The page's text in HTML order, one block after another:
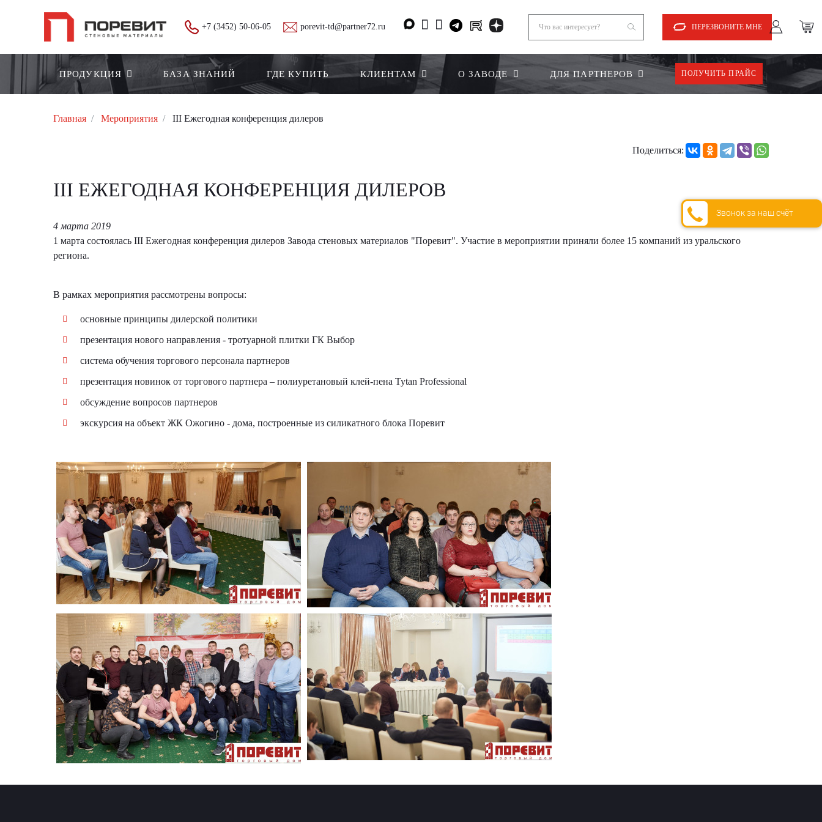
+7 (3452) 50-06-05 porevit-td@partner72.ru ПЕРЕЗВОНИТЕ МНЕ
ПРОДУКЦИЯ БАЗА ЗНАНИЙ ГДЕ КУПИТЬ КЛИЕНТАМ О ЗАВОДЕ ДЛЯ ПАРТНЕРОВ ПОЛУЧИТЬ ПРАЙС
Главная Мероприятия III Ежегодная конференция дилеров
Поделиться:
III ЕЖЕГОДНАЯ КОНФЕРЕНЦИЯ ДИЛЕРОВ
4 марта 2019
1 марта состоялась III Ежегодная конференция дилеров Завода стеновых материалов "Поревит". Участие в мероприятии приняли более 15 компаний из уральского
региона.
В рамках мероприятия рассмотрены вопросы:
основные принципы дилерской политики
презентация нового направления - тротуарной плитки ГК Выбор
система обучения торгового персонала партнеров
презентация новинок от торгового партнера – полиуретановый клей-пена Tytan Professional
обсуждение вопросов партнеров
экскурсия на объект ЖК Ожогино - дома, построенные из силикатного блока Поревит
Звонок за наш счёт